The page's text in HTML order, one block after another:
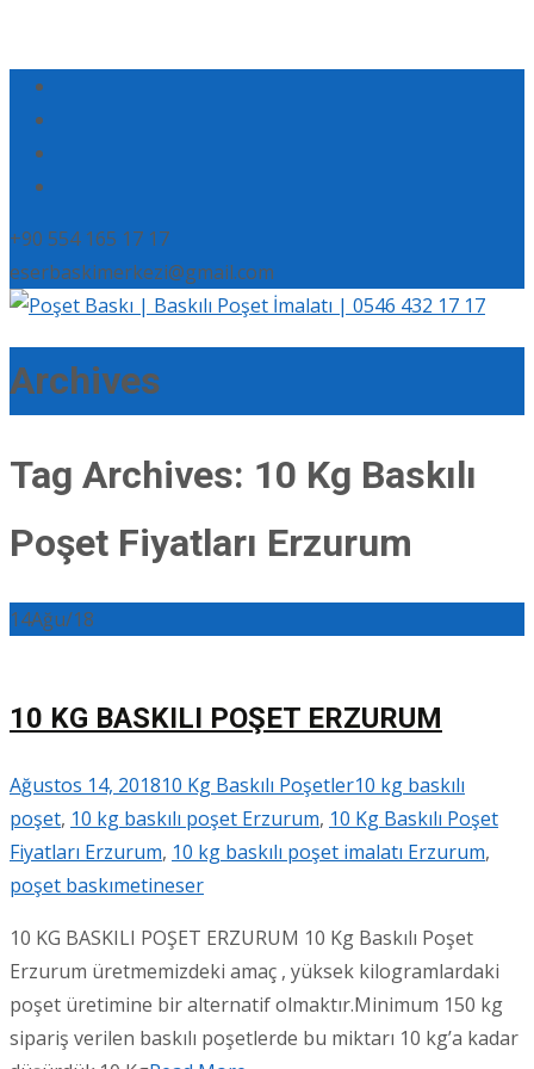
+90 554 165 17 17
eserbaskimerkezi@gmail.com
Archives
Tag Archives: 10 Kg Baskılı
Poşet Fiyatları Erzurum
14Ağu/18
10 KG BASKILI POŞET ERZURUM
Ağustos 14, 201810 Kg Baskılı Poşetler10 kg baskılı
poşet, 10 kg baskılı poşet Erzurum, 10 Kg Baskılı Poşet
Fiyatları Erzurum, 10 kg baskılı poşet imalatı Erzurum,
poşet baskımetineser
10 KG BASKILI POŞET ERZURUM 10 Kg Baskılı Poşet
Erzurum üretmemizdeki amaç , yüksek kilogramlardaki
poşet üretimine bir alternatif olmaktır.Minimum 150 kg
sipariş verilen baskılı poşetlerde bu miktarı 10 kg’a kadar